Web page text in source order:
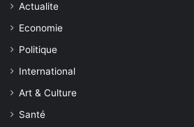
Actualite
Economie
Politique
International
Art & Culture
Santé